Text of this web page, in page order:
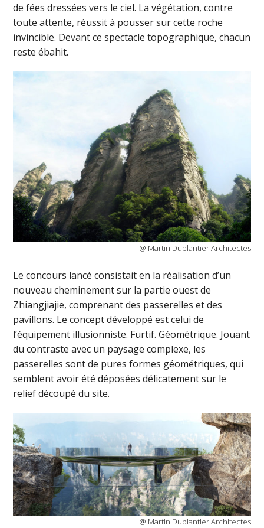
de fées dressées vers le ciel. La végétation, contre
toute attente, réussit à pousser sur cette roche
invincible. Devant ce spectacle topographique, chacun
reste ébahit.
@ Martin Duplantier Architectes
Le concours lancé consistait en la réalisation d’un
nouveau cheminement sur la partie ouest de
Zhiangjiajie, comprenant des passerelles et des
pavillons. Le concept développé est celui de
l’équipement illusionniste. Furtif. Géométrique. Jouant
du contraste avec un paysage complexe, les
passerelles sont de pures formes géométriques, qui
semblent avoir été déposées délicatement sur le
relief découpé du site.
@ Martin Duplantier Architectes